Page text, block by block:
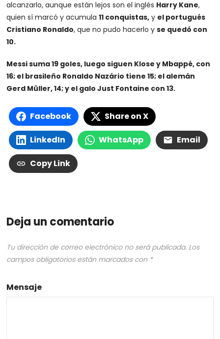
alcanzarlo, aunque están lejos son el inglés Harry Kane,
quien sí marcó y acumula11 conquistas, y el portugués
Cristiano Ronaldo, que no pudo hacerlo yse quedó con
10.
Messi suma 19 goles, luego siguen Klose y Mbappé, con
16; el brasileño Ronaldo Nazário tiene 15; el alemán
Gerd Müller, 14; y el galo Just Fontaine con 13.
Facebook Share on X
LinkedIn WhatsApp Email
Copy Link
Deja un comentario
Tu dirección de correo electrónico no será publicada. Los
campos obligatorios están marcados con *
Mensaje